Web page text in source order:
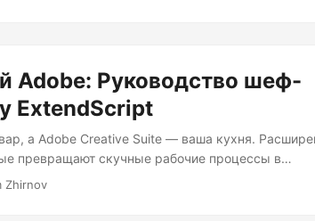
Adobe: Руководство шеф-
ExtendScript
а Adobe Creative Suite — ваша кухня.
превращают скучные рабочие процессы в
Мишлен. Давайте наденем фартук и
Zhirnov